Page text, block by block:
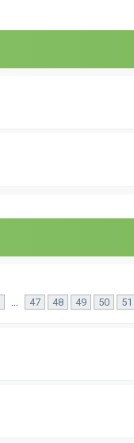
... 47 48 49 50 51